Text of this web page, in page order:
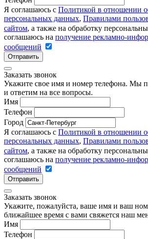
Я соглашаюсь с Политикой в отношении
персональных данных, Правилами
сайтом, а также на обработку
соглашаюсь на получение рекламно-
сообщений
Отправить
Заказать звонок
Укажите свое имя и номер телефона. Мы
и ответим на все вопросы.
Имя
Телефон
Город
Я соглашаюсь с Политикой в отношении
персональных данных, Правилами
сайтом, а также на обработку
соглашаюсь на получение рекламно-
сообщений
Отправить
Заказать звонок
Укажите, пожалуйста, ваше имя и ваш
ближайшее время с вами свяжется наш
Имя
Телефон